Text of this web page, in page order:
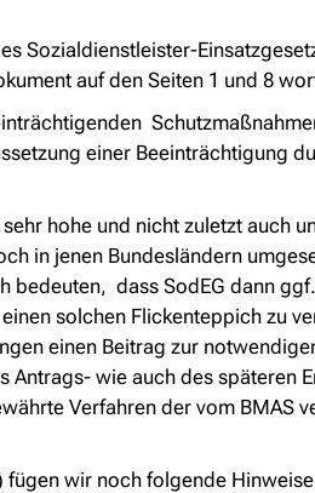
Sozialdienstleister-
auf den Seiten 1 und 8
einer Beeinträchtigung
hohe und nicht zuletzt auch
in jenen Bundesländern
bedeuten, dass SodEG dann
solchen Flickenteppich zu
einen Beitrag zur
wie auch des späteren
Verfahren der vom BMAS
wir noch folgende